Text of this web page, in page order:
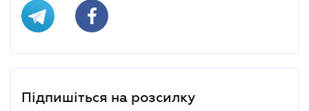
Підпишіться на розсилку